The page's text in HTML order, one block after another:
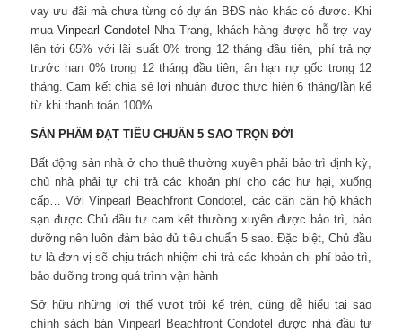
vay ưu đãi mà chưa từng có dự án BĐS nào khác có được. Khi
mua Vinpearl Condotel
Nha Trang, khách hàng được hỗ trợ vay
lên tới 65% với lãi suất 0% trong 12 tháng đầu tiên, phí trả nợ
trước hạn 0% trong 12 tháng đầu tiên, ân hạn nợ gốc trong 12
tháng. Cam kết chia sẻ lợi nhuận được thực hiện 6 tháng/lần kể
từ khi thanh toán 100%.
SẢN PHẨM ĐẠT TIÊU CHUẨN 5 SAO TRỌN ĐỜI
Bất động sản nhà ở cho thuê thường xuyên phải bảo trì định kỳ,
chủ nhà phải tự chi trả các khoản phí cho các hư hại, xuống
cấp… Với Vinpearl Beachfront Condotel, các căn căn hộ khách
sạn được Chủ đầu tư cam kết thường xuyên được bảo trì, bảo
dưỡng nên luôn đảm bảo đủ tiêu chuẩn 5 sao. Đặc biệt, Chủ đầu
tư là đơn vị sẽ chịu trách nhiệm chi trả các khoản chi phí bảo trì,
bảo dưỡng trong quá trình vận hành
Sở hữu những lợi thế vượt trội kể trên, cũng dễ hiểu tại sao
chính sách bán Vinpearl Beachfront Condotel được nhà đầu tư